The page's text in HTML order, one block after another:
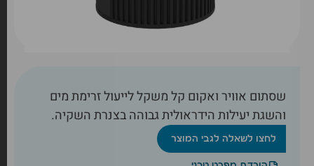
שסתום אוויר ואקום קל משקל לייעול זרימת מים
והשגת יעילות הידראולית גבוהה בצנרת השקיה.
לחצו לשאלה לגבי המוצר